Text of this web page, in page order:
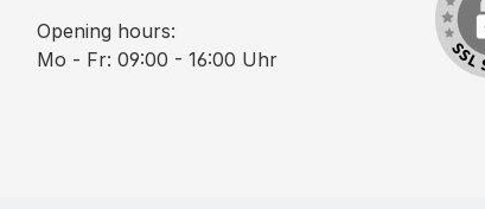
Opening hours:
Mo - Fr: 09:00 - 16:00 Uhr